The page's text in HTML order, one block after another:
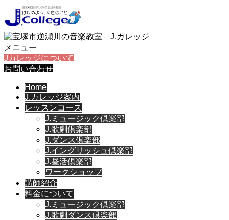
メニュー
Jカレッジについて
お問い合わせ
Home
J.カレッジ案内
レッスンコース
J.ミュージック倶楽部
J.歌劇倶楽部
J.ダンス倶楽部
J.イングリッシュ倶楽部
J.昼活倶楽部
ワークショップ
講師紹介
料金について
J.ミュージック倶楽部
J.歌劇ダンス倶楽部